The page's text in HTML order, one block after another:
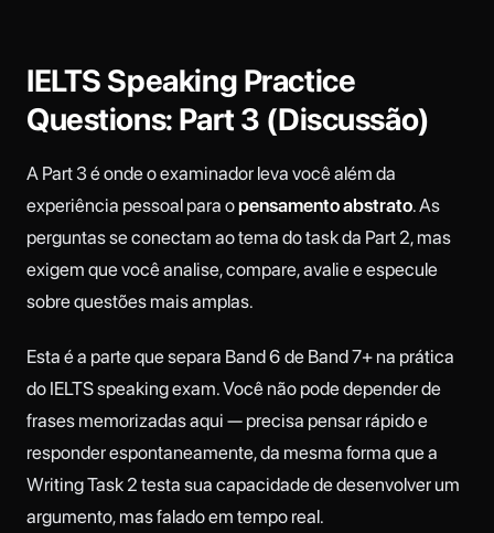
IELTS Speaking Practice
Questions: Part 3 (Discussão)
A Part 3 é onde o examinador leva você além da
experiência pessoal para opensamento abstrato. As
perguntas se conectam ao tema do task da Part 2, mas
exigem que você analise, compare, avalie e especule
sobre questões mais amplas.
Esta é a parte que separa Band 6 de Band 7+ na prática
do IELTS speaking exam. Você não pode depender de
frases memorizadas aqui — precisa pensar rápido e
responder espontaneamente, da mesma forma que a
Writing Task 2 testa sua capacidade de desenvolver um
argumento, mas falado em tempo real.